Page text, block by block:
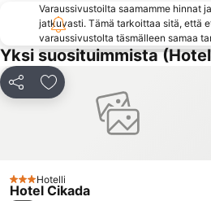
Varaussivustoilta saamamme hinnat
jatkuvasti. Tämä tarkoittaa sitä, että
varaussivustolta täsmälleen samaa
Yksi suosituimmista
Jaa Lisää suosikkeihin
3 Tähtiluokitus
Hotelli
Hotel Cikada